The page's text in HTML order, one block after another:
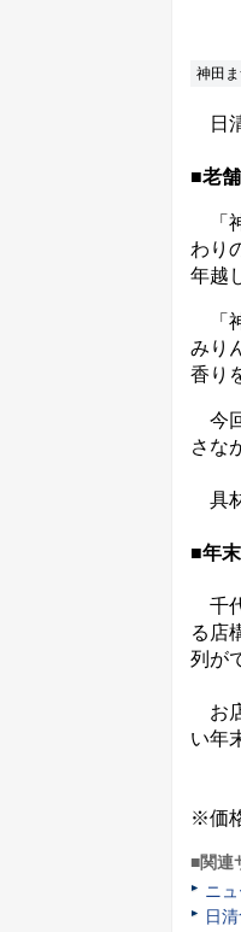
神田
日
■老
「
わり
年越
「
みり
香り
今
さな
具
■年
千
る店
列が
お
い年
※価
■関連
ニ
日